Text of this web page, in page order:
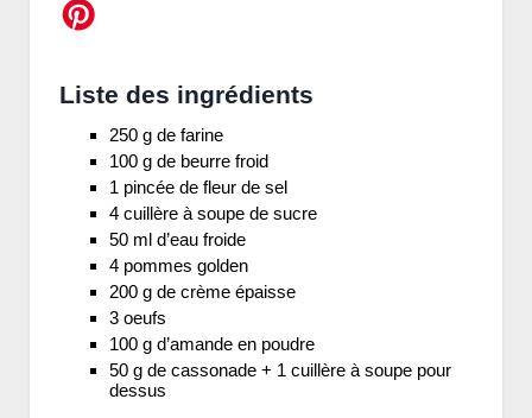
Liste des ingrédients
250 g de farine
100 g de beurre froid
1 pincée de fleur de sel
4 cuillère à soupe de sucre
50 ml d’eau froide
4 pommes golden
200 g de crème épaisse
3 oeufs
100 g d’amande en poudre
50 g de cassonade + 1 cuillère à soupe pour
dessus